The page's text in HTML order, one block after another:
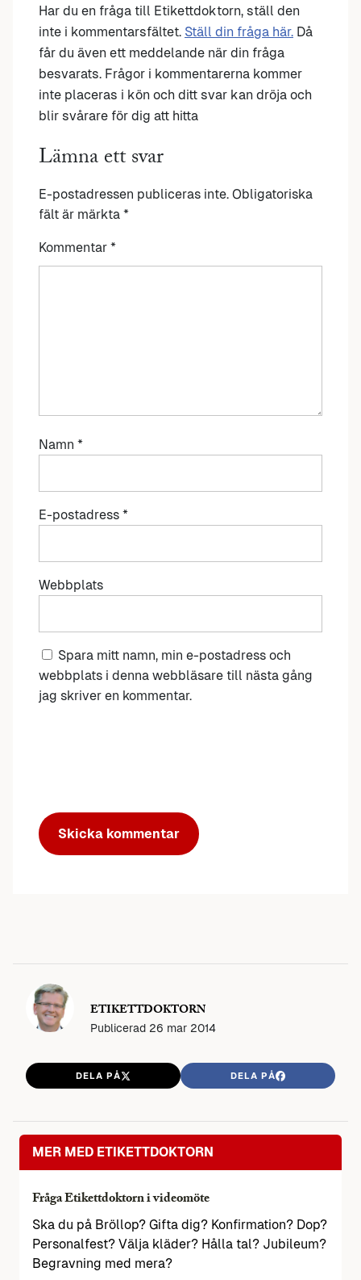
Har du en fråga till Etikettdoktorn, ställ den
inte i kommentarsfältet. Ställ din fråga här. Då
får du även ett meddelande när din fråga
besvarats. Frågor i kommentarerna kommer
inte placeras i kön och ditt svar kan dröja och
blir svårare för dig att hitta
Lämna ett svar
E-postadressen publiceras inte. Obligatoriska
fält är märkta *
Kommentar *
Namn *
E-postadress *
Webbplats
Spara mitt namn, min e-postadress och
webbplats i denna webbläsare till nästa gång
jag skriver en kommentar.
ETIKETTDOKTORN
Publicerad 26 mar 2014
DELA PÅ DELA PÅ
MER MED ETIKETTDOKTORN
Fråga Etikettdoktorn i videomöte
Ska du på Bröllop? Gifta dig? Konfirmation? Dop?
Personalfest? Välja kläder? Hålla tal? Jubileum?
Begravning med mera?